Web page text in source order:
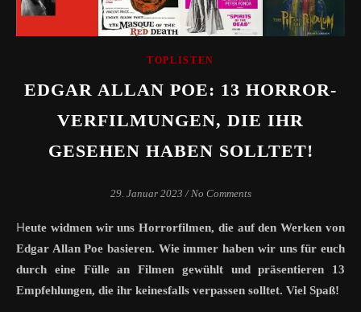
TOPLISTEN
EDGAR ALLAN POE: 13 HORROR-
VERFILMUNGEN, DIE IHR
GESEHEN HABEN SOLLTET!
29. Januar 2023 / No Comments
Heute widmen wir uns Horrorfilmen, die auf den Werken von
Edgar Allan Poe basieren. Wie immer haben wir uns für euch
durch eine Fülle an Filmen gewühlt und präsentieren 13
Empfehlungen, die ihr keinesfalls verpassen solltet. Viel Spaß!